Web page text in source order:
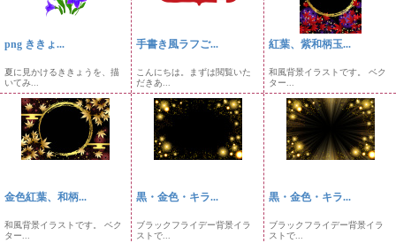
png ききょ...
夏に見かけるききょうを、描
いてみ...
手書き風ラフご...
こんにちは。まずは閲覧いた
だきあ...
紅葉、紫和柄玉...
和風背景イラストです。 ベク
ター...
金色紅葉、和柄...
和風背景イラストです。 ベク
ター...
黒・金色・キラ...
ブラックフライデー背景イラ
ストで...
黒・金色・キラ...
ブラックフライデー背景イラ
ストで...